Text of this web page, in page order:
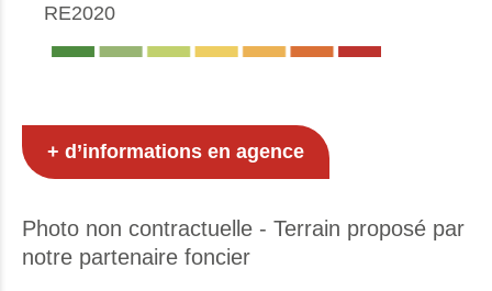
RE2020
+ d’informations en agence
Photo non contractuelle - Terrain proposé par
notre partenaire foncier